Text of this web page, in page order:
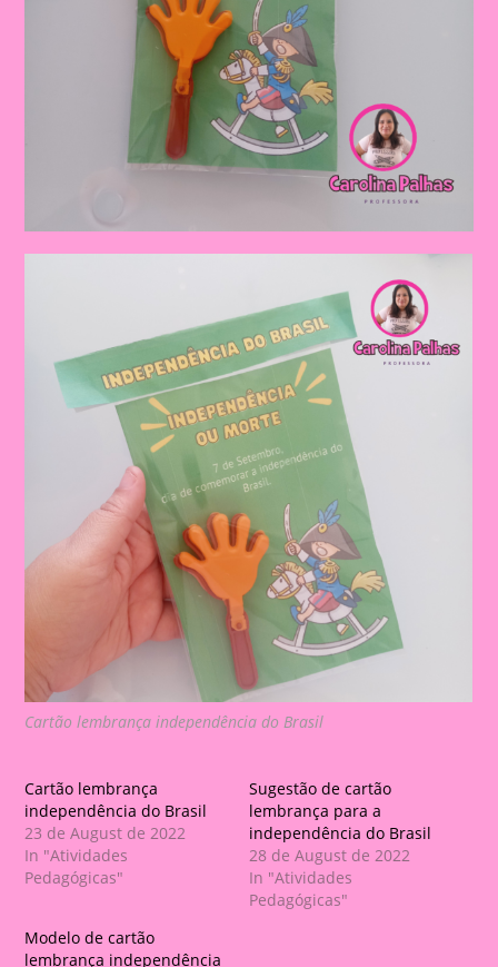
Cartão lembrança independência do Brasil
Cartão lembrança
independência do Brasil
23 de August de 2022
In "Atividades
Pedagógicas"
Sugestão de cartão
lembrança para a
independência do Brasil
28 de August de 2022
In "Atividades
Pedagógicas"
Modelo de cartão
lembrança independência